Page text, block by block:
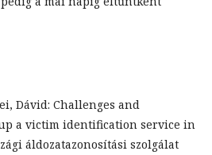
Dávid: Challenges and
a victim identification service in
áldozatazonosítási szolgálat